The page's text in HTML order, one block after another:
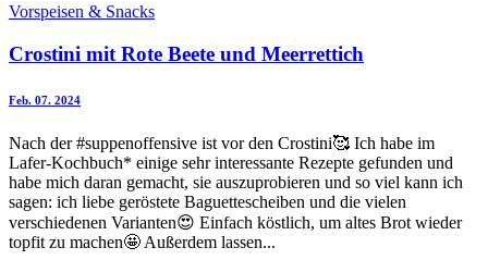
Vorspeisen & Snacks
Crostini mit Rote Beete und Meerrettich
Feb. 07. 2024
Nach der #suppenoffensive ist vor den Crostini🥰 Ich habe im
Lafer-Kochbuch* einige sehr interessante Rezepte gefunden und
habe mich daran gemacht, sie auszuprobieren und so viel kann ich
sagen: ich liebe geröstete Baguettescheiben und die vielen
verschiedenen Varianten😍 Einfach köstlich, um altes Brot wieder
topfit zu machen🤩 Außerdem lassen...